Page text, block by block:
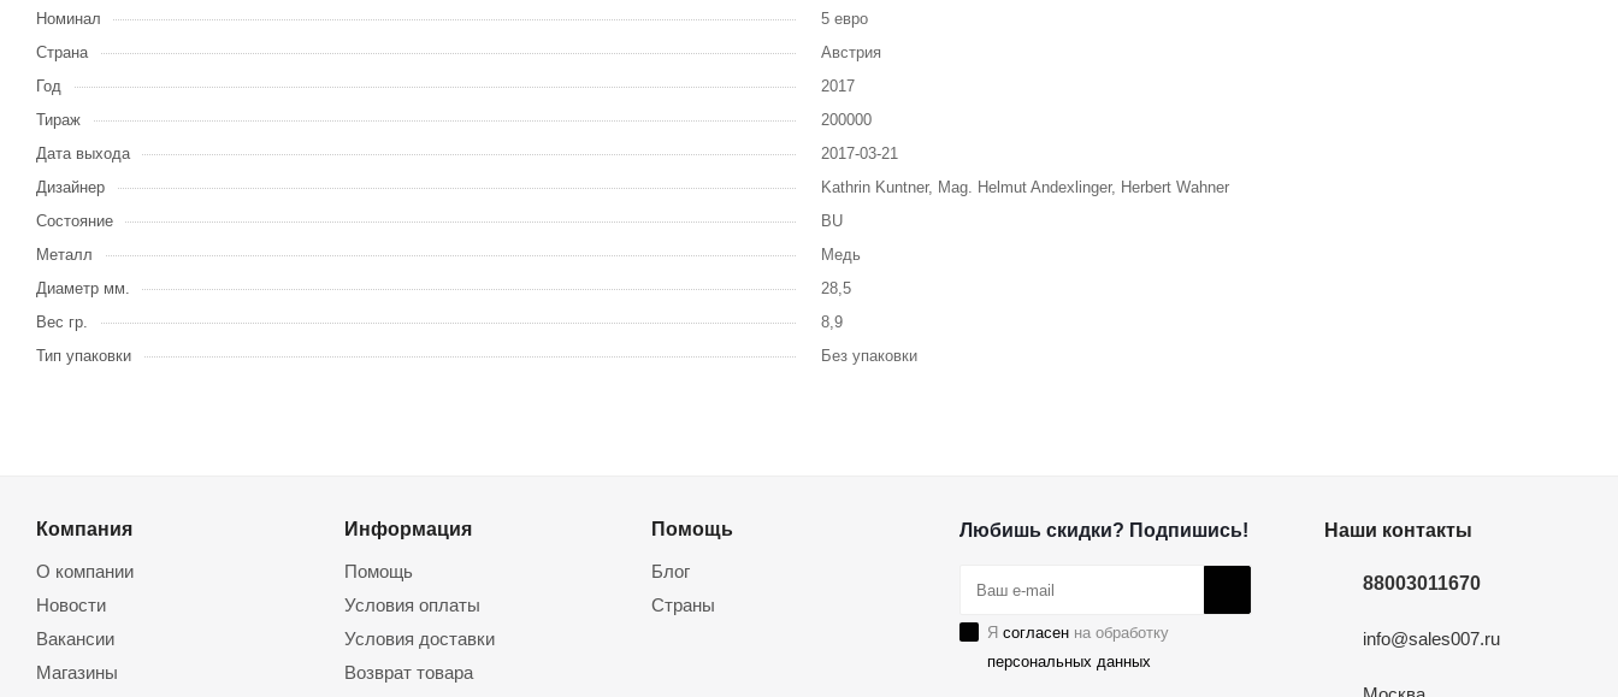
Номинал
5 евро
Страна
Австрия
Год
2017
Тираж
200000
Дата выхода
2017-03-21
Дизайнер
Kathrin Kuntner, Mag. Helmut Andexlinger, Herbert Wahner
Состояние
BU
Металл
Медь
Диаметр мм.
28,5
Вес гр.
8,9
Тип упаковки
Без упаковки
Компания
О компании
Новости
Вакансии
Магазины
Информация
Помощь
Условия оплаты
Условия доставки
Возврат товара
Помощь
Блог
Страны
Любишь скидки? Подпишись!
Я согласенна обработку
персональных данных
Наши контакты
88003011670
info@sales007.ru